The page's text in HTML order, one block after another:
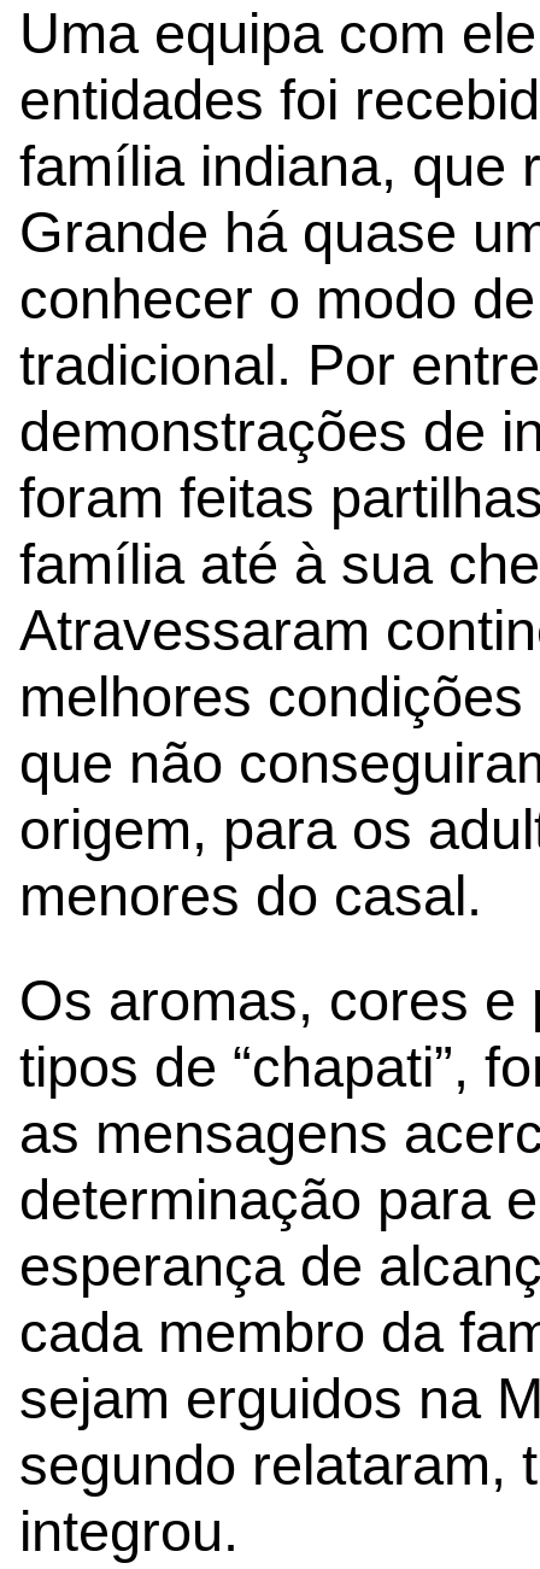
Uma equipa com
entidades foi
família indiana, que
Grande há quase
conhecer o modo
tradicional. Por
demonstrações de
foram feitas
família até à sua
Atravessaram
melhores
que não
origem, para os
menores do casal.
Os aromas, cores
tipos de “chapati”,
as mensagens
determinação para
esperança de
cada membro da
sejam erguidos na
segundo relataram,
integrou.